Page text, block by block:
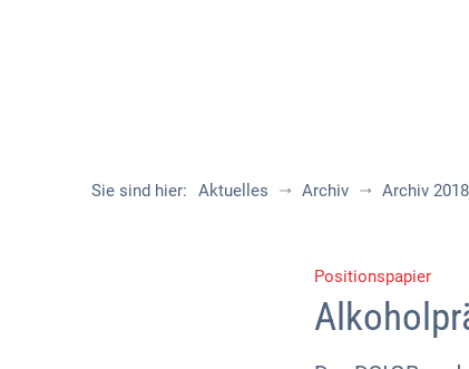
Sie sind hier: Aktuelles Archiv Archiv 2018
Positionspapier